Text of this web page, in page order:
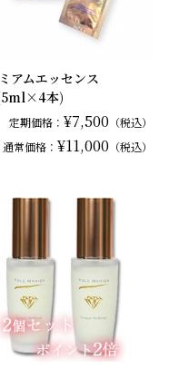
アムエッセンス
本)
定期価格： ¥7,500 （税込）
通常価格： ¥11,000 （税込）